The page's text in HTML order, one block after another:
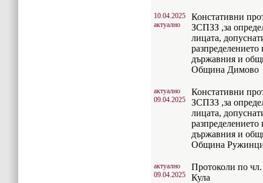
10.04.2025
актуално
Констативни
ЗСПЗЗ ,за
лицата,
държавния и
Община Димово
актуално
09.04.2025
Констативни
ЗСПЗЗ ,за
лицата,
държавния и
Община
актуално
09.04.2025
Протоколи по
Кула